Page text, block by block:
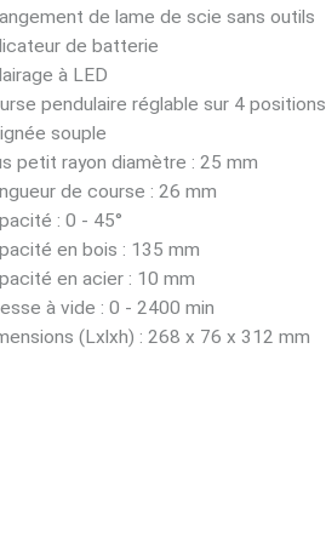
de lame de scie sans outils
de batterie
à LED
pendulaire réglable sur 4 positions
souple
petit rayon diamètre : 25 mm
de course : 26 mm
: 0 - 45°
en bois : 135 mm
en acier : 10 mm
à vide : 0 - 2400 min
(Lxlxh) : 268 x 76 x 312 mm